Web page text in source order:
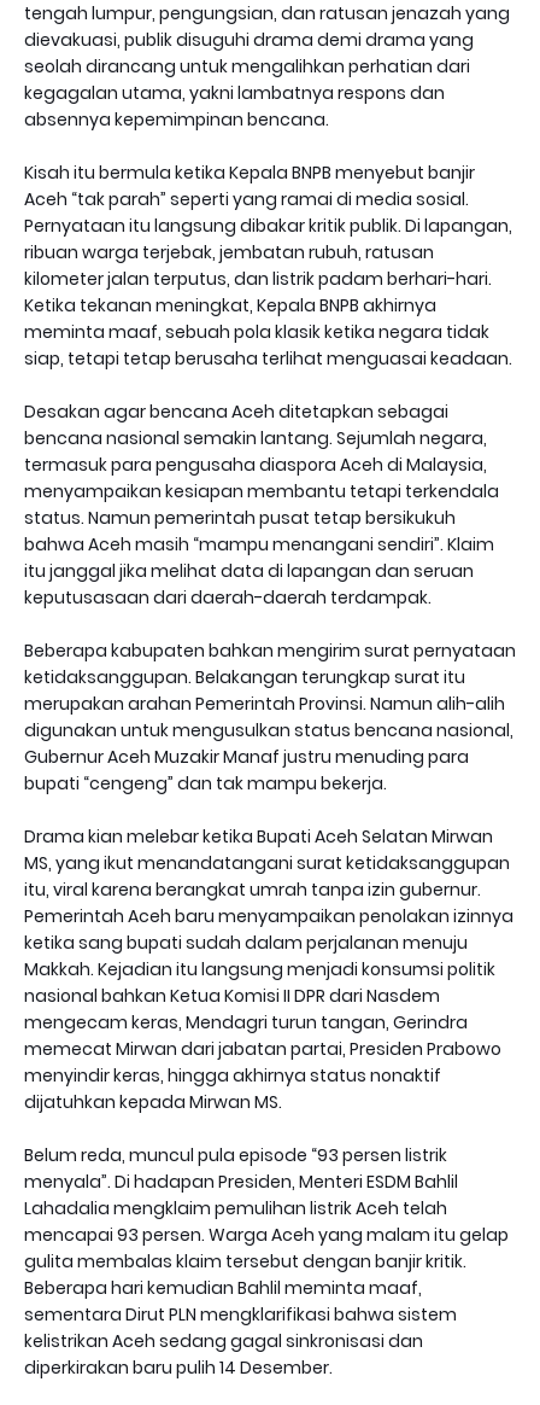
tengah lumpur, pengungsian, dan ratusan jenazah yang
dievakuasi, publik disuguhi drama demi drama yang
seolah dirancang untuk mengalihkan perhatian dari
kegagalan utama, yakni lambatnya respons dan
absennya kepemimpinan bencana.
Kisah itu bermula ketika Kepala BNPB menyebut banjir
Aceh “tak parah” seperti yang ramai di media sosial.
Pernyataan itu langsung dibakar kritik publik. Di lapangan,
ribuan warga terjebak, jembatan rubuh, ratusan
kilometer jalan terputus, dan listrik padam berhari-hari.
Ketika tekanan meningkat, Kepala BNPB akhirnya
meminta maaf, sebuah pola klasik ketika negara tidak
siap, tetapi tetap berusaha terlihat menguasai keadaan.
Desakan agar bencana Aceh ditetapkan sebagai
bencana nasional semakin lantang. Sejumlah negara,
termasuk para pengusaha diaspora Aceh di Malaysia,
menyampaikan kesiapan membantu tetapi terkendala
status. Namun pemerintah pusat tetap bersikukuh
bahwa Aceh masih “mampu menangani sendiri”. Klaim
itu janggal jika melihat data di lapangan dan seruan
keputusasaan dari daerah-daerah terdampak.
Beberapa kabupaten bahkan mengirim surat pernyataan
ketidaksanggupan. Belakangan terungkap surat itu
merupakan arahan Pemerintah Provinsi. Namun alih-alih
digunakan untuk mengusulkan status bencana nasional,
Gubernur Aceh Muzakir Manaf justru menuding para
bupati “cengeng” dan tak mampu bekerja.
Drama kian melebar ketika Bupati Aceh Selatan Mirwan
MS, yang ikut menandatangani surat ketidaksanggupan
itu, viral karena berangkat umrah tanpa izin gubernur.
Pemerintah Aceh baru menyampaikan penolakan izinnya
ketika sang bupati sudah dalam perjalanan menuju
Makkah. Kejadian itu langsung menjadi konsumsi politik
nasional bahkan Ketua Komisi II DPR dari Nasdem
mengecam keras, Mendagri turun tangan, Gerindra
memecat Mirwan dari jabatan partai, Presiden Prabowo
menyindir keras, hingga akhirnya status nonaktif
dijatuhkan kepada Mirwan MS.
Belum reda, muncul pula episode “93 persen listrik
menyala”. Di hadapan Presiden, Menteri ESDM Bahlil
Lahadalia mengklaim pemulihan listrik Aceh telah
mencapai 93 persen. Warga Aceh yang malam itu gelap
gulita membalas klaim tersebut dengan banjir kritik.
Beberapa hari kemudian Bahlil meminta maaf,
sementara Dirut PLN mengklarifikasi bahwa sistem
kelistrikan Aceh sedang gagal sinkronisasi dan
diperkirakan baru pulih 14 Desember.